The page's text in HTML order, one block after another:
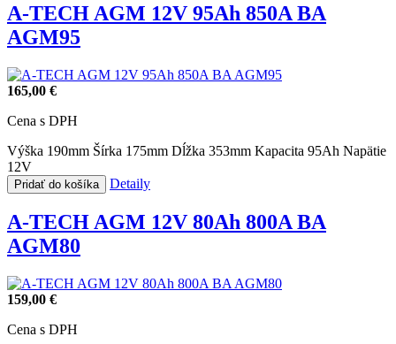
A-TECH AGM 12V 95Ah 850A BA
AGM95
165,00 €
Cena s DPH
Výška 190mm Šírka 175mm Dĺžka 353mm Kapacita 95Ah Napätie
12V
Pridať do košíka Detaily
A-TECH AGM 12V 80Ah 800A BA
AGM80
159,00 €
Cena s DPH